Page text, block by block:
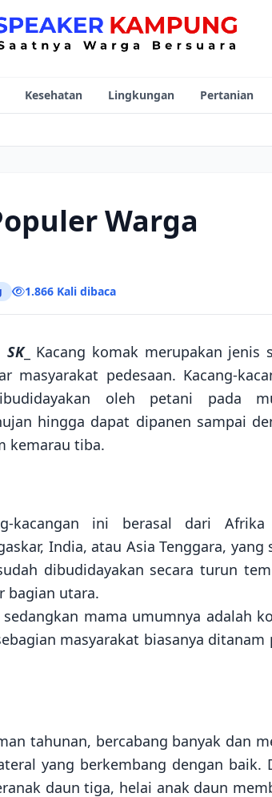
Kesehatan Lingkungan Pertanian
Warga
1.866 Kali dibaca
SK_ Kacang komak merupakan jenis
masyarakat pedesaan. Kacang-
oleh petani pada
hingga dapat dipanen sampai
kemarau tiba.
kacangan ini berasal dari
India, atau Asia Tenggara, yang
dibudidayakan secara turun
bagian utara.
mama umumnya adalah
masyarakat biasanya ditanam
tahunan, bercabang banyak dan
yang berkembang dengan baik.
daun tiga, helai anak daun